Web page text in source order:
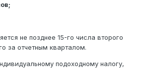
не позднее 15-го числа второго
за отчетным кварталом.
подоходному налогу,